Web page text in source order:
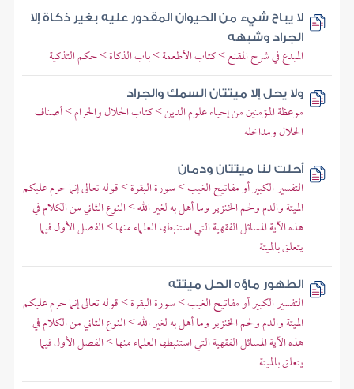
لا يباح شيء من الحيوان المقدور عليه بغير ذكاة إلا
الجراد وشبهه
المبدع في شرح المقنع > كتاب الأطعمة > باب الذكاة > حكم التذكية
ولا يحل إلا ميتتان السمك والجراد
موعظة المؤمنين من إحياء علوم الدين > كتاب الحلال والحرام > أصناف
الحلال ومداخله
أحلت لنا ميتتان ودمان
التفسير الكبير أو مفاتيح الغيب > سورة البقرة > قوله تعالى إنما حرم عليكم
الميتة والدم ولحم الخنزير وما أهل به لغير الله > النوع الثاني من الكلام في
هذه الآية المسائل الفقهية التي استنبطها العلماء منها > الفصل الأول فيما
يتعلق بالميتة
الطهور ماؤه الحل ميتته
التفسير الكبير أو مفاتيح الغيب > سورة البقرة > قوله تعالى إنما حرم عليكم
الميتة والدم ولحم الخنزير وما أهل به لغير الله > النوع الثاني من الكلام في
هذه الآية المسائل الفقهية التي استنبطها العلماء منها > الفصل الأول فيما
يتعلق بالميتة